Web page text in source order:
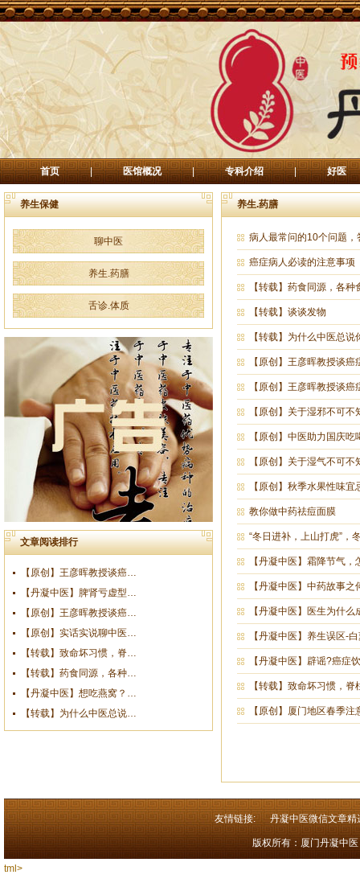
首页 | 医馆概况 | 专科介绍 | 好医
养生保健
聊中医
养生.药膳
舌诊.体质
文章阅读排行
【原创】王彦晖教授谈癌…
【丹凝中医】脾肾亏虚型…
【原创】王彦晖教授谈癌…
【原创】实话实说聊中医…
【转载】致命坏习惯，脊…
【转载】药食同源，各种…
【丹凝中医】想吃燕窝？…
【转载】为什么中医总说…
养生.药膳
病人最常问的10个问题，
癌症病人必读的注意事项
【转载】药食同源，各
【转载】谈谈发物
【转载】为什么中医总说
【原创】王彦晖教授谈
【原创】王彦晖教授谈
【原创】关于湿邪不可不
【原创】中医助力国庆吃
【原创】关于湿气不可
【原创】秋季水果性味宜
教你做中药祛痘面膜
“冬日进补，上山打虎”，
【丹凝中医】霜降节气
【丹凝中医】中药故事
【丹凝中医】医生为什么
【丹凝中医】养生误区-
【丹凝中医】辟谣?癌症
【转载】致命坏习惯，
【原创】厦门地区春季注
友情链接: 丹凝中医微信文章精
版权所有：厦门丹凝中
tml>